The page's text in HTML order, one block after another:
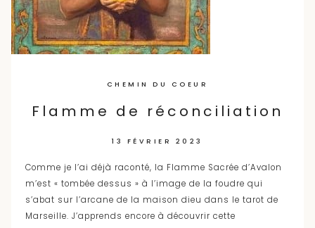
CHEMIN DU COEUR
Flamme de réconciliation
13 FÉVRIER 2023
Comme je l’ai déjà raconté, la Flamme Sacrée d’Avalon
m’est « tombée dessus » à l’image de la foudre qui
s’abat sur l’arcane de la maison dieu dans le tarot de
Marseille. J’apprends encore à découvrir cette